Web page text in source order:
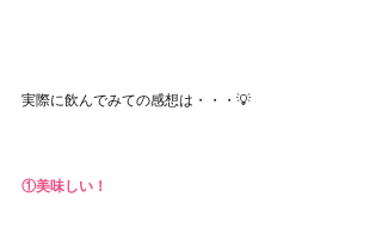
実際に飲んでみての感想は・・・💡
①美味しい！